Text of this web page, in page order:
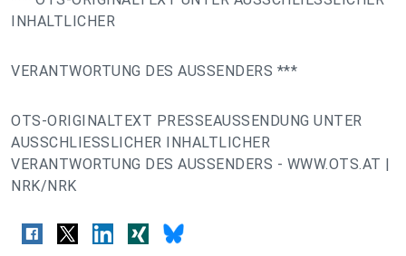
INHALTLICHER
VERANTWORTUNG DES AUSSENDERS ***
OTS-ORIGINALTEXT PRESSEAUSSENDUNG UNTER
AUSSCHLIESSLICHER INHALTLICHER
VERANTWORTUNG DES AUSSENDERS - WWW.OTS.AT |
NRK/NRK